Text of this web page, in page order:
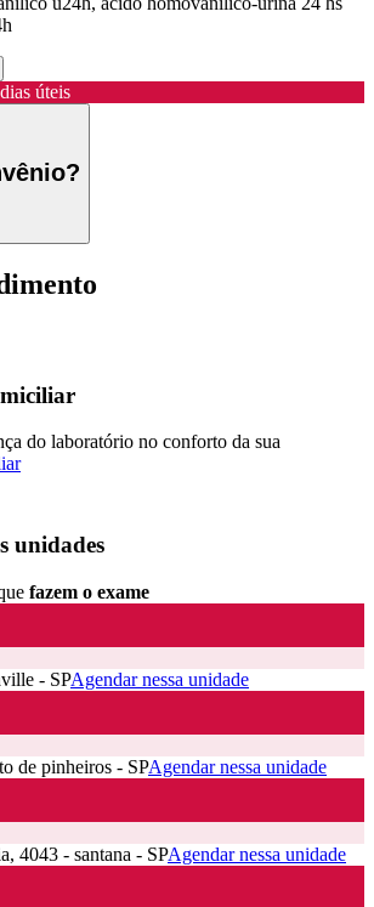
úteis
do laboratório no conforto da sua
unidades
fazem o exame
- SPAgendar nessa unidade
de pinheiros - SPAgendar nessa unidade
4043 - santana - SPAgendar nessa unidade